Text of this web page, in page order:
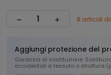
8 articoli
Aggiungi protezione del
Garanzia di sostituzione:
accidentali a tessuto o struttura